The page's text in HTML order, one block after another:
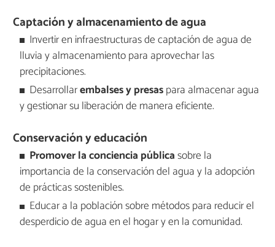
Captación y almacenamiento de agua
Invertir en infraestructuras de captación de agua de
lluvia y almacenamiento para aprovechar las
precipitaciones.
Desarrollarembalses y presaspara almacenar agua
y gestionar su liberación de manera eficiente.
Conservación y educación
Promover la conciencia públicasobre la
importancia de la conservación del agua y la adopción
de prácticas sostenibles.
Educar a la población sobre métodos para reducir el
desperdicio de agua en el hogar y en la comunidad.